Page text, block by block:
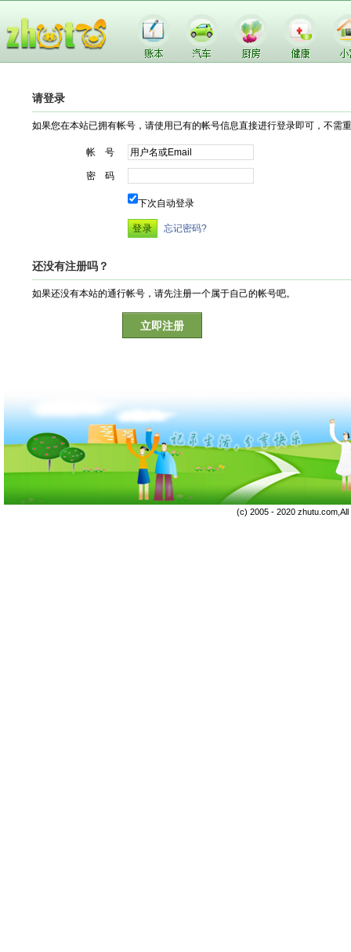
请登录
如果您在本站已拥有帐号，请使用已有的帐号信息直接进行登录即可，不需
帐 号
密 码
下次自动登录
忘记密码?
还没有注册吗？
如果还没有本站的通行帐号，请先注册一个属于自己的帐号吧。
立即注册
(c) 2005 - 2020